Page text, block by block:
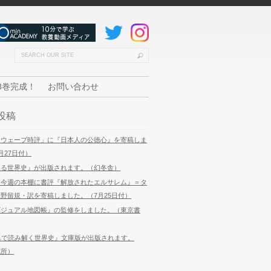
完成！ お問い合わせ
稿
ェーブ時評」に『日本人の公徳心』を寄稿しま
27日付）
世界史』が出版されます。（幻冬舎）
週の本棚に書評『解放されたエルサレム』＝タ
留規・訳を寄稿しました。（7月25日付）
ュアル地図帳』の監修をしました。（東京書
読み解く世界史』文庫版が出版されます。
）